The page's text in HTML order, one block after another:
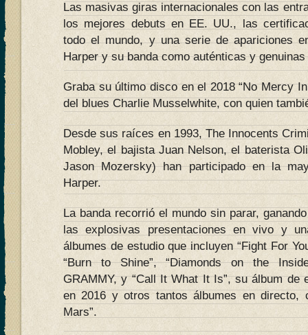
Las masivas giras internacionales con las
los mejores debuts en EE. UU., las
todo el mundo, y una serie de apariciones
Harper y su banda como auténticas y
Graba su último disco en el 2018 “No Mercy
del blues Charlie Musselwhite, con quien
Desde sus raíces en 1993, The Innocents
Mobley, el bajista Juan Nelson, el baterista
Jason Mozersky) han participado en la
Harper.
La banda recorrió el mundo sin parar,
las explosivas presentaciones en vivo y
álbumes de estudio que incluyen “Fight For
“Burn to Shine”, “Diamonds on the
GRAMMY, y “Call It What It Is”, su álbum de
en 2016 y otros tantos álbumes en directo,
Mars”.